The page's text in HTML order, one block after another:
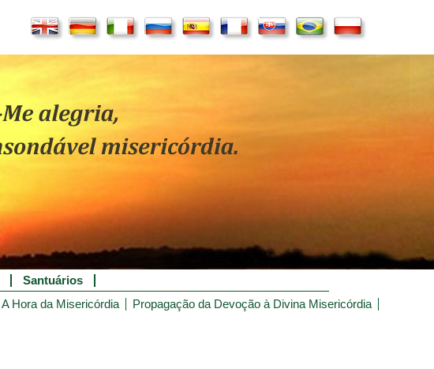
Santuários
A Hora da Misericórdia Propagação da Devoção à Divina Misericórdia